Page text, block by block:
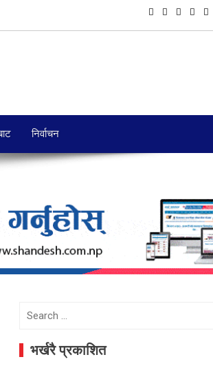
निर्वाचन
Search
भर्खरै प्रकाशित